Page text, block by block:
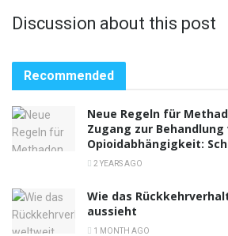
Discussion about this post
Recommended
Neue Regeln für
Zugang zur Behandlung
Opioidabhängigkeit:
2 YEARS AGO
Wie das
aussieht
1 MONTH AGO